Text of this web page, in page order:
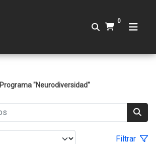
0
Programa "Neurodiversidad"
Filtrar